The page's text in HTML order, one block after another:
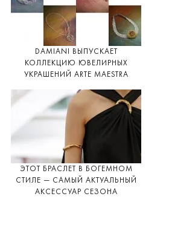
DAMIANI ВЫПУСКАЕТ
КОЛЛЕКЦИЮ ЮВЕЛИРНЫХ
УКРАШЕНИЙ ARTE MAESTRA
ЭТОТ БРАСЛЕТ В БОГЕМНОМ
СТИЛЕ — САМЫЙ АКТУАЛЬНЫЙ
АКСЕССУАР СЕЗОНА